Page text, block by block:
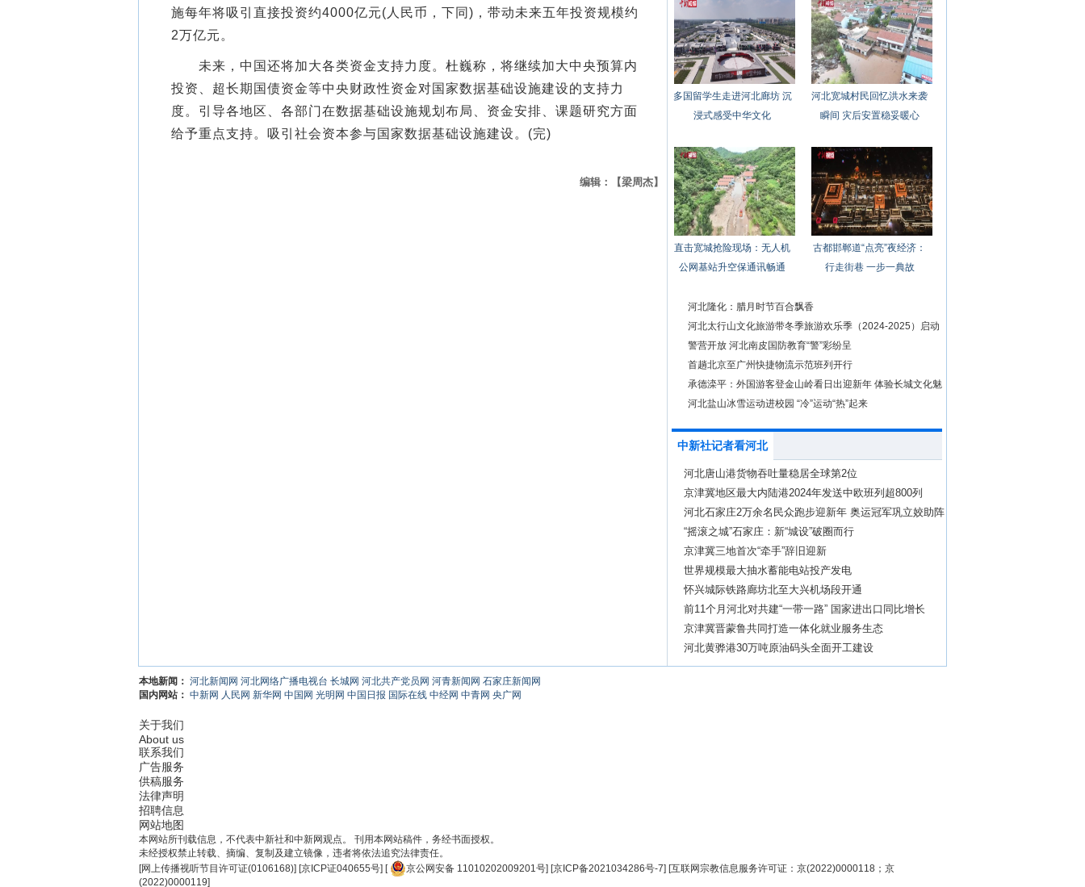
施每年将吸引直接投资约4000亿元(人民币，下同)，带动未来五年投资规模约
2万亿元。
未来，中国还将加大各类资金支持力度。杜巍称，将继续加大中央预算内
投资、超长期国债资金等中央财政性资金对国家数据基础设施建设的支持力
度。引导各地区、各部门在数据基础设施规划布局、资金安排、课题研究方面
给予重点支持。吸引社会资本参与国家数据基础设施建设。(完)
编辑：【梁周杰】
多国留学生走进河北廊坊 沉
浸式感受中华文化
河北宽城村民回忆洪水来袭
瞬间 灾后安置稳妥暖心
直击宽城抢险现场：无人机
公网基站升空保通讯畅通
古都邯郸道“点亮”夜经济：
行走街巷 一步一典故
河北隆化：腊月时节百合飘香
河北太行山文化旅游带冬季旅游欢乐季（2024-2025）启动
警营开放 河北南皮国防教育“警”彩纷呈
首趟北京至广州快捷物流示范班列开行
承德滦平：外国游客登金山岭看日出迎新年 体验长城文化魅
力
河北盐山冰雪运动进校园 “冷”运动“热”起来
中新社记者看河北
河北唐山港货物吞吐量稳居全球第2位
京津冀地区最大内陆港2024年发送中欧班列超800列
河北石家庄2万余名民众跑步迎新年 奥运冠军巩立姣助阵
“摇滚之城”石家庄：新“城设”破圈而行
京津冀三地首次“牵手”辞旧迎新
世界规模最大抽水蓄能电站投产发电
怀兴城际铁路廊坊北至大兴机场段开通
前11个月河北对共建“一带一路” 国家进出口同比增长
9.2%
京津冀晋蒙鲁共同打造一体化就业服务生态
河北黄骅港30万吨原油码头全面开工建设
本地新闻： 河北新闻网 河北网络广播电视台 长城网 河北共产党员网 河青新闻网 石家庄新闻网
国内网站： 中新网 人民网 新华网 中国网 光明网 中国日报 国际在线 中经网 中青网 央广网
关于我们
About us
联系我们
广告服务
供稿服务
法律声明
招聘信息
网站地图
本网站所刊载信息，不代表中新社和中新网观点。 刊用本网站稿件，务经书面授权。
未经授权禁止转载、摘编、复制及建立镜像，违者将依法追究法律责任。
[网上传播视听节目许可证(0106168)] [京ICP证040655号] [ 京公网安备 11010202009201号] [京ICP备2021034286号-7] [互联网宗教信息服务许可证：京(2022)0000118；京
(2022)0000119]